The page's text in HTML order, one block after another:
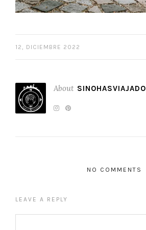
12, DICIEMBRE 2022
About SINOHASVIAJADO
NO COMMENTS
LEAVE A REPLY